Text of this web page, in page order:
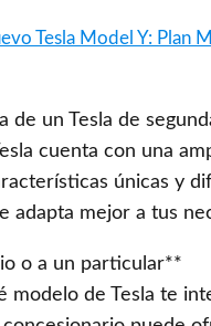
Tesla Model Y: Plan
de un Tesla de
cuenta con una
únicas y
adapta mejor a tus
o a un particular**
modelo de Tesla te